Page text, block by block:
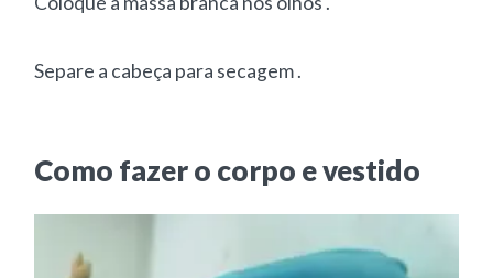
Separe a cabeça para secagem .
Como fazer o corpo e vestido